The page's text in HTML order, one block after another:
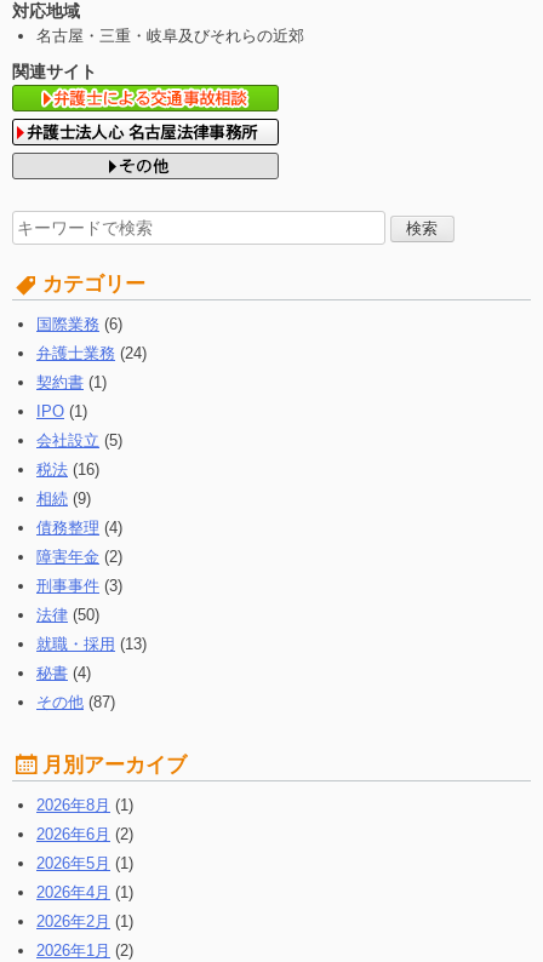
対応地域
名古屋・三重・岐阜及びそれらの近郊
関連サイト
検
索
す
る:
カテゴリー
国際業務 (6)
弁護士業務 (24)
契約書 (1)
IPO (1)
会社設立 (5)
税法 (16)
相続 (9)
債務整理 (4)
障害年金 (2)
刑事事件 (3)
法律 (50)
就職・採用 (13)
秘書 (4)
その他 (87)
月別アーカイブ
2026年8月 (1)
2026年6月 (2)
2026年5月 (1)
2026年4月 (1)
2026年2月 (1)
2026年1月 (2)